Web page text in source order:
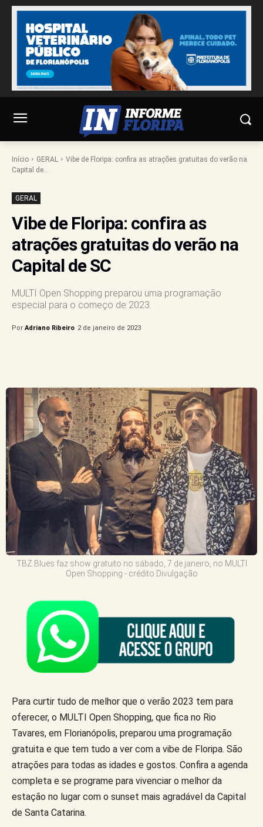
Início GERAL
Vibe de Floripa: confira as atrações gratuitas do verão na
Capital de...
GERAL
Vibe de Floripa: confira as
atrações gratuitas do verão na
Capital de SC
MULTI Open Shopping preparou uma programação
especial para o começo de 2023.
Por Adriano Ribeiro 2 de janeiro de 2023
TBZ Blues faz show gratuito no sábado, 7 de janeiro, no MULTI
Open Shopping - crédito Divulgação
Para curtir tudo de melhor que o verão 2023 tem para
oferecer, o MULTI Open Shopping, que fica no Rio
Tavares, em Florianópolis, preparou uma programação
gratuita e que tem tudo a ver com a vibe de Floripa. São
atrações para todas as idades e gostos. Confira a agenda
completa e se programe para vivenciar o melhor da
estação no lugar com o sunset mais agradável da Capital
de Santa Catarina.